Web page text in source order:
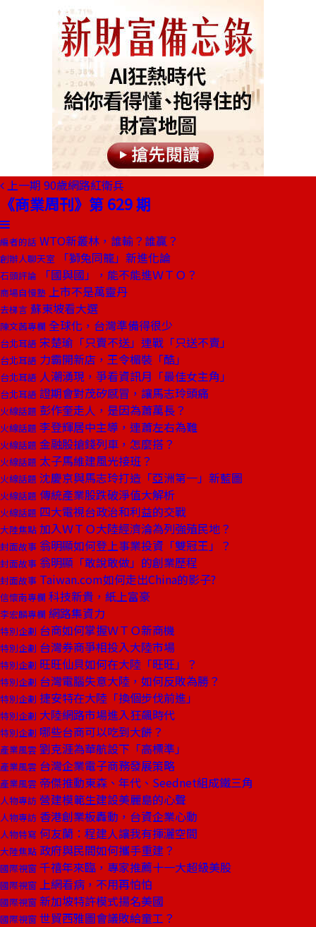
上一期 90歲網路紅衛兵
《商業周刊》第 629 期
編者的話 WTO新叢林，誰輸？誰贏？
創辦人聊天室 「獅兔同籠」新進化論
石頭評論 「國與國」，能不能進ＷＴＯ？
商場自慢塾 上市不是萬靈丹
去梯言 蘇東坡看大選
陳文茜專欄 全球化，台灣準備得很少
台北耳語 宋楚瑜「只賣不送」連戰「只送不賣」
台北耳語 力霸開新店，王令楣裝「酷」
台北耳語 人潮湧現，爭看資訊月「最佳女主角」
台北耳語 證期會對茂矽感冒，讓馬志玲頭痛
火線話題 彭作奎走人，是因為蕭萬長？
火線話題 李登輝居中主導，連蕭左右為難
火線話題 金融股搶錢列車，怎麼搭？
火線話題 太子馬維建風光接班？
火線話題 沈慶京與馬志玲打造「亞洲第一」新藍圖
火線話題 傳統產業股跌破淨值大解析
火線話題 四大電視台政治和利益的交戰
大陸焦點 加入ＷＴＯ大陸經濟淪為列強殖民地？
封面故事 翁明顯如何登上事業投資「雙冠王」？
封面故事 翁明顯「敢說敢做」的創業歷程
封面故事 Taiwan.com如何走出China的影子?
信懷南專欄 科技新貴，紙上富豪
李宏麟專欄 網路集資力
特別企劃 台商如何掌握ＷＴＯ新商機
特別企劃 台灣券商爭相投入大陸市場
特別企劃 旺旺仙貝如何在大陸「旺旺」？
特別企劃 台灣電腦失意大陸，如何反敗為勝？
特別企劃 捷安特在大陸「換個步伐前進」
特別企劃 大陸網路市場進入狂飆時代
特別企劃 哪些台商可以吃到大餅？
產業風雲 劉克涯為華航設下「高標準」
產業風雲 台灣企業電子商務發展策略
產業風雲 帝傑推動東森、年代、Seednet組成鐵三角
人物專訪 營建模範生建設美麗島的心聲
人物專訪 香港創業板轟動，台資企業心動
人物特寫 何友蘭：程建人讓我有揮灑空間
大陸焦點 政府與民間如何攜手重建？
國際視窗 千禧年來臨，專家推薦十一大超級美股
國際視窗 上網看病，不用再怕怕
國際視窗 新加坡特許模式揚名美國
國際視窗 世貿西雅圖會議敗給童工？